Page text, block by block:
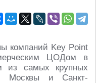
компаний Key Point
ЦОДом в
из самых крупных
Москвы и Санкт-